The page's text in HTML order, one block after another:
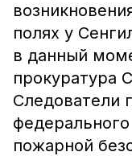
полях у
в данный
прокуратура
Следователи
пожарной